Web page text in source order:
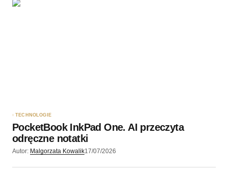
Wyślij komentarz
TECHNOLOGIE
PocketBook InkPad One. AI przeczyta
odręczne notatki
Autor: Malgorzata Kowalik17/07/2026